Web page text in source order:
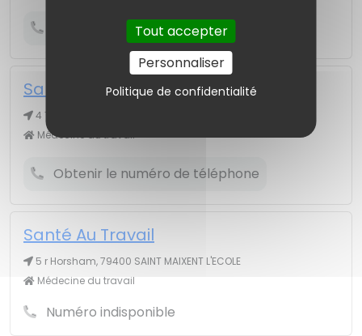
Tout accepter
Personnaliser
Politique de confidentialité
Obtenir le numéro de téléphone
Santé Au Travail
4 Ter r Halles, 79600 AIRVAULT
Médecine du travail
Obtenir le numéro de téléphone
Santé Au Travail
5 r Horsham, 79400 SAINT MAIXENT L'ECOLE
Médecine du travail
Numéro indisponible